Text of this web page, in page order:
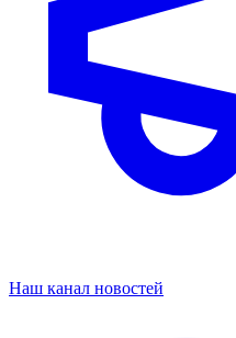
Наш канал новостей